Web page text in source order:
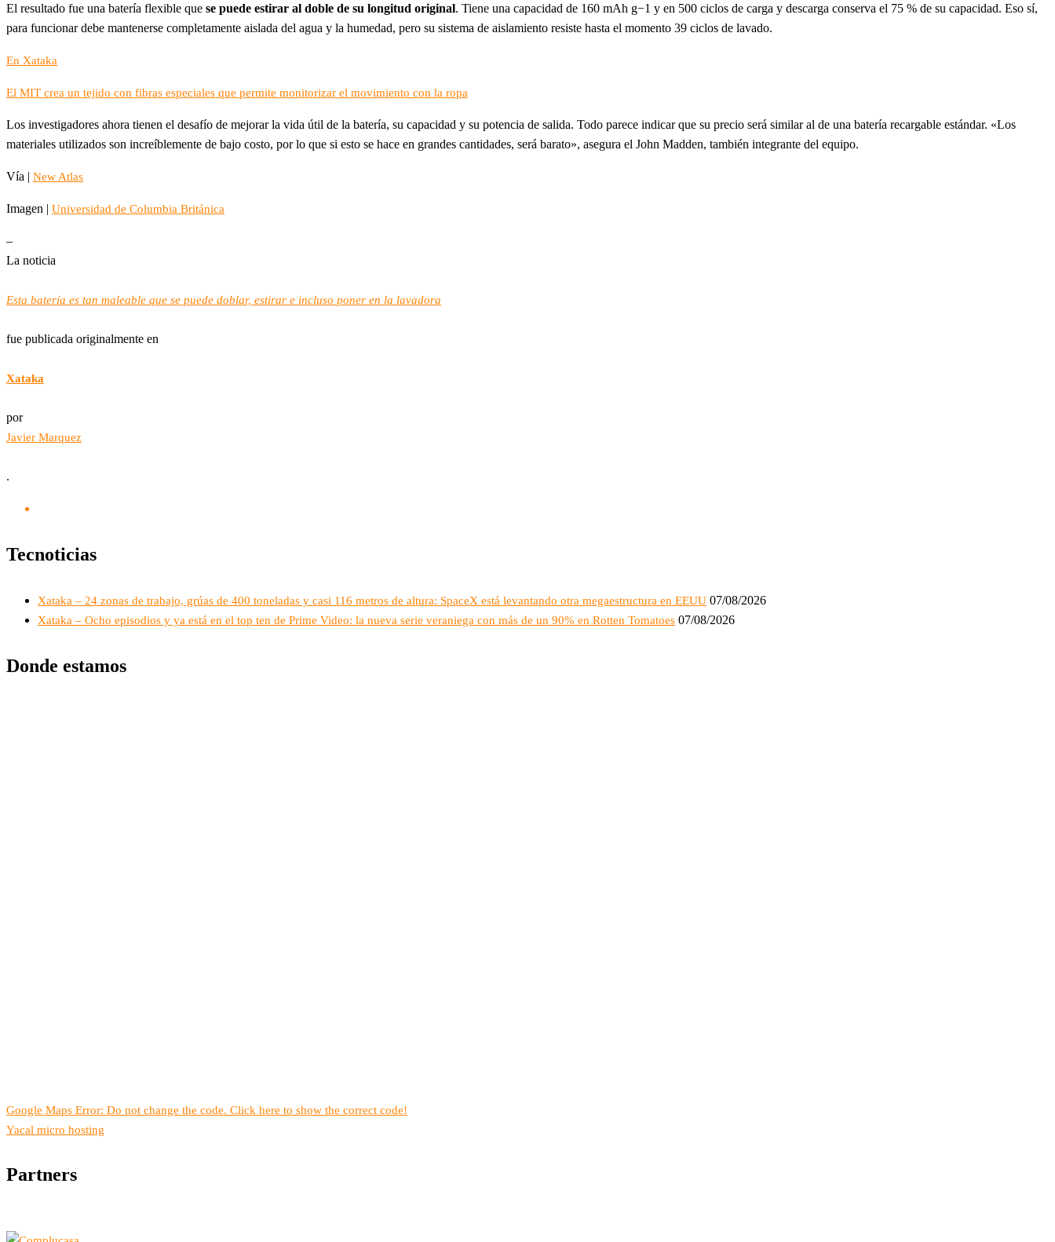
El resultado fue una batería flexible que se puede estirar al doble de su longitud original. Tiene una capacidad de 160 mAh g−1 y en 500 ciclos de carga y descarga conserva el 75 % de su capacidad. Eso sí,
para funcionar debe mantenerse completamente aislada del agua y la humedad, pero su sistema de aislamiento resiste hasta el momento 39 ciclos de lavado.
En Xataka
El MIT crea un tejido con fibras especiales que permite monitorizar el movimiento con la ropa
Los investigadores ahora tienen el desafío de mejorar la vida útil de la batería, su capacidad y su potencia de salida. Todo parece indicar que su precio será similar al de una batería recargable estándar. «Los
materiales utilizados son increíblemente de bajo costo, por lo que si esto se hace en grandes cantidades, será barato», asegura el John Madden, también integrante del equipo.
Vía | New Atlas
Imagen | Universidad de Columbia Británica
–
La noticia
Esta batería es tan maleable que se puede doblar, estirar e incluso poner en la lavadora
fue publicada originalmente en
Xataka
por
Javier Marquez
.
Tecnoticias
Xataka – 24 zonas de trabajo, grúas de 400 toneladas y casi 116 metros de altura: SpaceX está levantando otra megaestructura en EEUU 07/08/2026
Xataka – Ocho episodios y ya está en el top ten de Prime Video: la nueva serie veraniega con más de un 90% en Rotten Tomatoes 07/08/2026
Donde estamos
Google Maps Error: Do not change the code. Click here to show the correct code!
Yacal micro hosting
Partners